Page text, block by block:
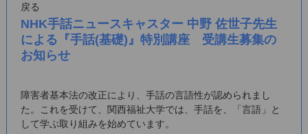
戻る
NHK手話ニュースキャスター 中野 佐世子先生
による『手話(基礎)』特別講座 受講生募集の
お知らせ
障害者基本法の改正により、手話の言語性が認められまし
た。これを受けて、関西福祉大学では、手話を、「言語」と
して学ぶ取り組みを始めています。